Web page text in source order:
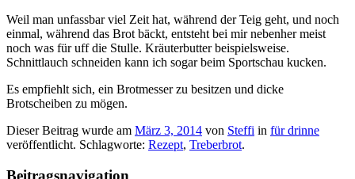
Weil man unfassbar viel Zeit hat, während der Teig geht, und noch
einmal, während das Brot bäckt, entsteht bei mir nebenher meist
noch was für uff die Stulle. Kräuterbutter beispielsweise.
Schnittlauch schneiden kann ich sogar beim Sportschau kucken.
Es empfiehlt sich, ein Brotmesser zu besitzen und dicke
Brotscheiben zu mögen.
Dieser Beitrag wurde am März 3, 2014 von Steffi in für drinne
veröffentlicht. Schlagworte: Rezept, Treberbrot.
Beitragsnavigation